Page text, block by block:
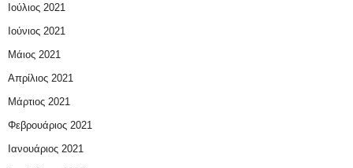
Ιούλιος 2021
Ιούνιος 2021
Μάιος 2021
Απρίλιος 2021
Μάρτιος 2021
Φεβρουάριος 2021
Ιανουάριος 2021